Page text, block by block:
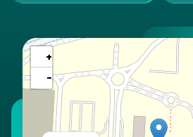
+
−